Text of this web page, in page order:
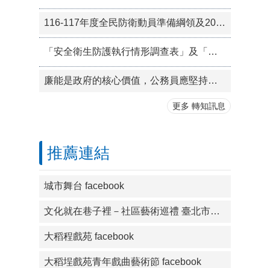
116-117年度全民防衛動員準備綱領及2026城鎮韌性演習等資訊
「安全衛生防護執行情形調查表」及「職場霸凌防治執行情形調查表」之執行結果公開於本處網頁
廉能是政府的核心價值，公務員應堅持廉潔，拒絕貪腐
更多 轉知訊息
推薦連結
城市舞台 facebook
文化就在巷子裡－社區藝術巡禮 臺北市藝文推廣處主辦 facebook
大稻程戲苑 facebook
大稻埕戲苑青年戲曲藝術節 facebook